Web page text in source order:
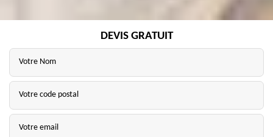
DEVIS GRATUIT